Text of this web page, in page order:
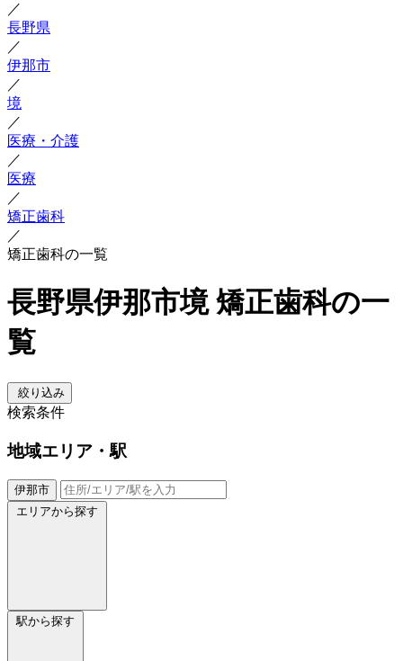
／
長野県
／
伊那市
／
境
／
医療・介護
／
医療
／
矯正歯科
／
矯正歯科の一覧
長野県伊那市境 矯正歯科の一
覧
絞り込み
検索条件
地域エリア・駅
伊那市
エリアから探す
駅から探す